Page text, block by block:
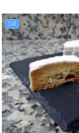
sal